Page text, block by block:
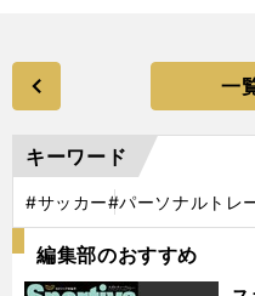
一
キーワード
#サッカー#パーソナルトレ
編集部のおすすめ